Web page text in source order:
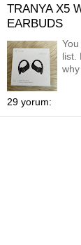
TRANYA X5
EARBUDS
list.
29 yorum: